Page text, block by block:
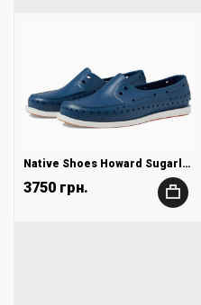
Native Shoes Howard Sugarlite
3750 грн. +